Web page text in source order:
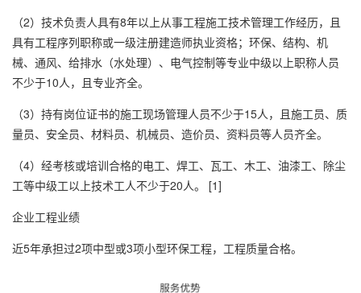
（2）技术负责人具有8年以上从事工程施工技术管理工作经历，且
具有工程序列职称或一级注册建造师执业资格；环保、结构、机
械、通风、给排水（水处理）、电气控制等专业中级以上职称人员
不少于10人，且专业齐全。
（3）持有岗位证书的施工现场管理人员不少于15人，且施工员、质
量员、安全员、材料员、机械员、造价员、资料员等人员齐全。
（4）经考核或培训合格的电工、焊工、瓦工、木工、油漆工、除尘
工等中级工以上技术工人不少于20人。 [1]
企业工程业绩
近5年承担过2项中型或3项小型环保工程，工程质量合格。